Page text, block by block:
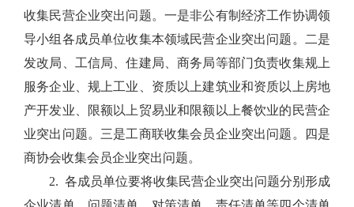
收集民营企业突出问题。一是非公有制经济工作协调领
导小组各成员单位收集本领域民营企业突出问题。二是
发改局、工信局、住建局、商务局等部门负责收集规上
服务企业、规上工业、资质以上建筑业和资质以上房地
产开发业、限额以上贸易业和限额以上餐饮业的民营企
业突出问题。三是工商联收集会员企业突出问题。四是
商协会收集会员企业突出问题。
2. 各成员单位要将收集民营企业突出问题分别形成